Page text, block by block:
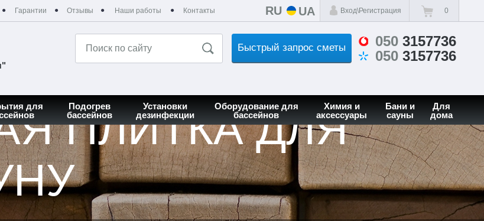
RU UA Вход\Регистрация 0
Гарантии Отзывы Наши работы Контакты
050 3157736
050 3157736
Быстрый запрос сметы
для
Подогрев
бассейнов
Установки
дезинфекции
Оборудование для
бассейнов
Химия и
аксессуары
Бани и
сауны
Для
дома
ПЛИТКА ДЛЯ